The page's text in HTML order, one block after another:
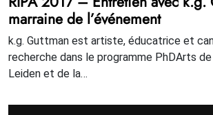
marraine de l’événement
k.g. Guttman est artiste, éducatrice et
recherche dans le programme PhDArts de
Leiden et de la…